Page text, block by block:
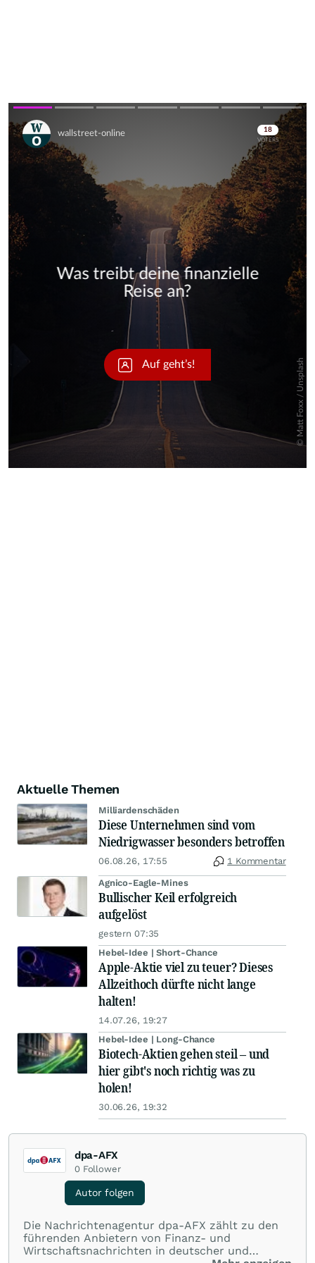
Skip
Aktuelle Themen
Milliardenschäden
Diese Unternehmen sind vom
Niedrigwasser besonders betroffen
06.08.26, 17:55 1 Kommentar
Agnico-Eagle-Mines
Bullischer Keil erfolgreich
aufgelöst
gestern 07:35
Hebel-Idee | Short-Chance
Apple-Aktie viel zu teuer? Dieses
Allzeithoch dürfte nicht lange
halten!
14.07.26, 19:27
Hebel-Idee | Long-Chance
Biotech-Aktien gehen steil – und
hier gibt's noch richtig was zu
holen!
30.06.26, 19:32
dpa-AFX
0 Follower
Autor folgen
Die Nachrichtenagentur dpa-AFX zählt zu den
führenden Anbietern von Finanz- und
Wirtschaftsnachrichten in deutscher und